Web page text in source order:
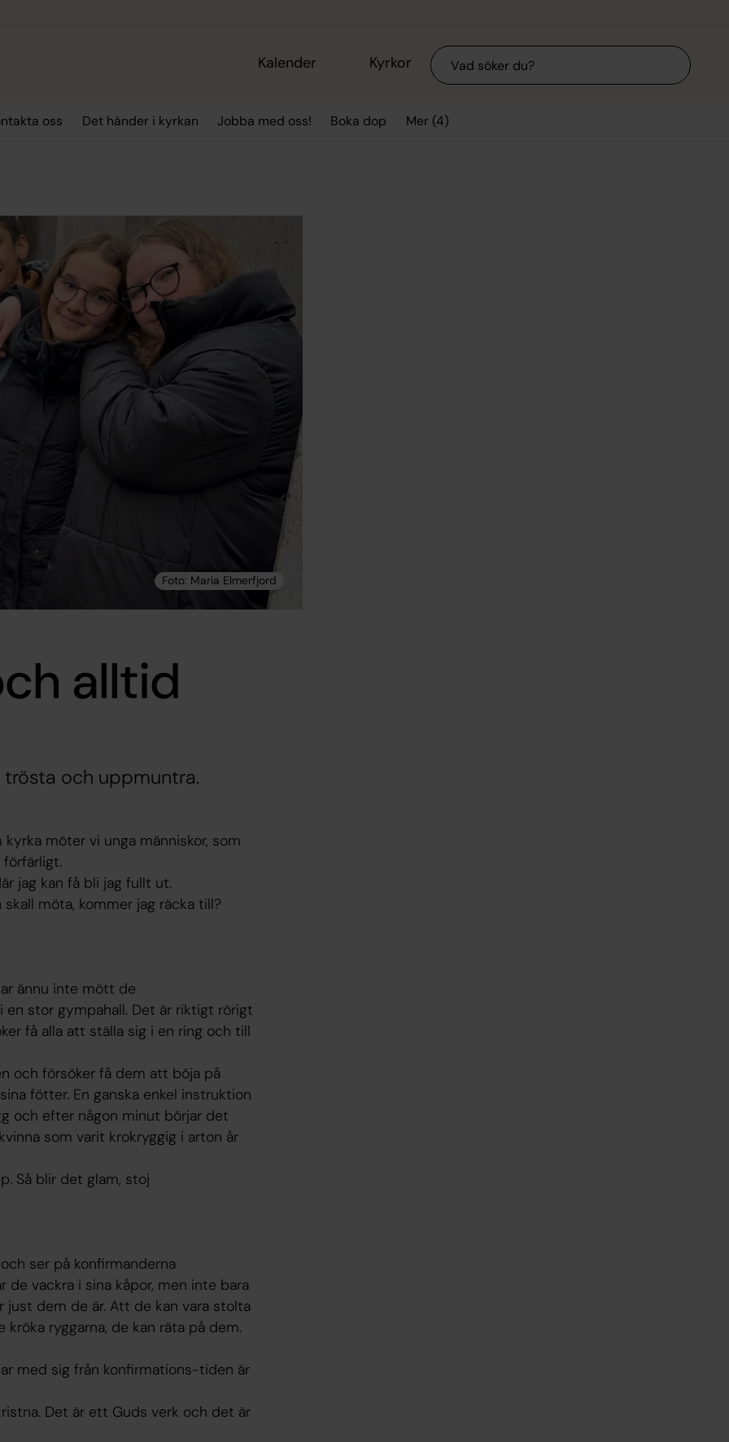
Kalender Kyrkor Sök
oss Det händer i kyrkan Jobba med oss! Boka dop Mer (4)
alltid
och uppmuntra.
möter vi unga människor, som
jag kan få bli jag fullt ut.
möta, kommer jag räcka till?
ännu inte mött de
stor gympahall. Det är riktigt rörigt
få alla att ställa sig i en ring och till
och försöker få dem att böja på
fötter. En ganska enkel instruktion
och efter någon minut börjar det
som varit krokryggig i arton år
Så blir det glam, stoj
ser på konfirmanderna
de vackra i sina kåpor, men inte bara
dem de är. Att de kan vara stolta
ryggarna, de kan räta på dem.
med sig från konfirmations-tiden är
Det är ett Guds verk och det är